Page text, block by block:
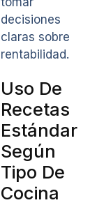
decisiones
claras sobre
rentabilidad.
Uso De
Recetas
Estándar
Según
Tipo De
Cocina